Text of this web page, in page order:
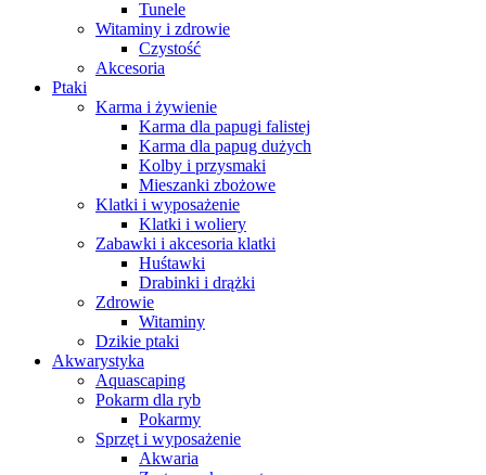
Tunele
Witaminy i zdrowie
Czystość
Akcesoria
Ptaki
Karma i żywienie
Karma dla papugi falistej
Karma dla papug dużych
Kolby i przysmaki
Mieszanki zbożowe
Klatki i wyposażenie
Klatki i woliery
Zabawki i akcesoria klatki
Huśtawki
Drabinki i drążki
Zdrowie
Witaminy
Dzikie ptaki
Akwarystyka
Aquascaping
Pokarm dla ryb
Pokarmy
Sprzęt i wyposażenie
Akwaria